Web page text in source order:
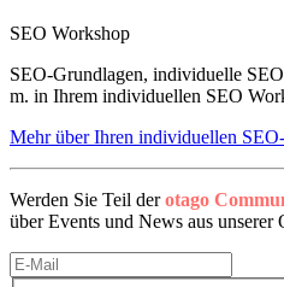
SEO Workshop
SEO-Grundlagen, individuelle
m. in Ihrem individuellen SEO
Mehr über Ihren individuellen
Werden Sie Teil derotago
über Events und News aus unserer